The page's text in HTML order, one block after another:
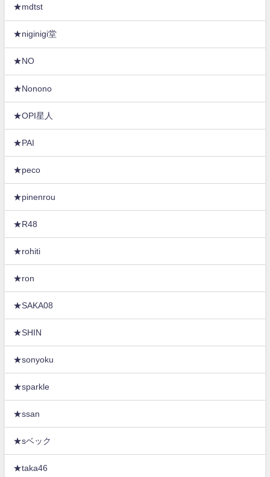
★mdtst
★niginigi堂
★NO
★Nonono
★OPI星人
★PAI
★peco
★pinenrou
★R48
★rohiti
★ron
★SAKA08
★SHIN
★sonyoku
★sparkle
★ssan
★sベック
★taka46